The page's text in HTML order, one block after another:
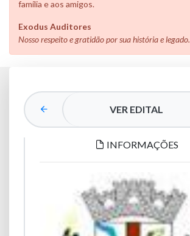
família e aos amigos.
Exodus Auditores
Nosso respeito e gratidão por sua história e legado.
VER EDITAL
INFORMAÇÕES